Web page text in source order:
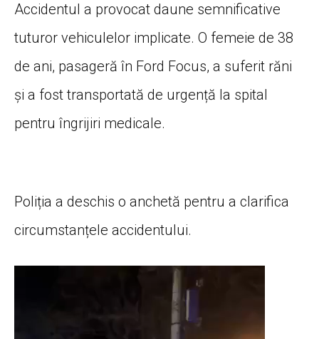
Accidentul a provocat daune semnificative
tuturor vehiculelor implicate. O femeie de 38
de ani, pasageră în Ford Focus, a suferit răni
și a fost transportată de urgență la spital
pentru îngrijiri medicale.
Poliția a deschis o anchetă pentru a clarifica
circumstanțele accidentului.